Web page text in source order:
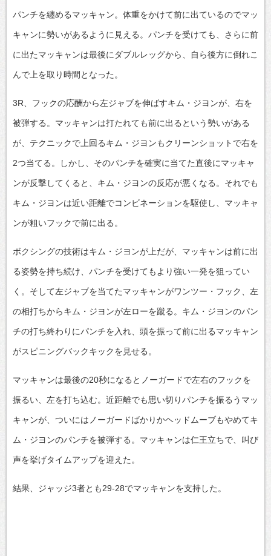
パンチを纏めるマッキャン。体重をかけて前に出ているのでマッ
キャンに勢いがあるように見える。パンチを受けても、さらに前
に出たマッキャンは最後にダブルレッグから、自ら後方に倒れこ
んで上を取り時間となった。
3R、フックの応酬から左ジャブを伸ばすキム・ジヨンが、右を
被弾する。マッキャンは打たれても前に出るという勢いがある
が、テクニックで上回るキム・ジヨンもクリーンショットで右を
2つ当てる。しかし、そのパンチを確実に当てた直後にマッキャ
ンが反撃してくると、キム・ジヨンの反応が悪くなる。それでも
キム・ジヨンは近い距離でコンビネーションを駆使し、マッキャ
ンが粗いフックで前に出る。
ボクシングの技術はキム・ジヨンが上だが、マッキャンは前に出
る姿勢を持ち続け、パンチを受けてもより強い一発を狙ってい
く。そして左ジャブを当てたマッキャンがワンツー・フック、左
の相打ちからキム・ジヨンが左ローを蹴る。キム・ジヨンのパン
チの打ち終わりにパンチを入れ、頭を振って前に出るマッキャン
がスピニングバックキックを見せる。
マッキャンは最後の20秒になるとノーガードで左右のフックを
振るい、左を打ち込む。近距離でも思い切りパンチを振るうマッ
キャンが、ついにはノーガードばかりかヘッドムーブもやめてキ
ム・ジヨンのパンチを被弾する。マッキャンは仁王立ちで、叫び
声を挙げタイムアップを迎えた。
結果、ジャッジ3者とも29-28でマッキャンを支持した。